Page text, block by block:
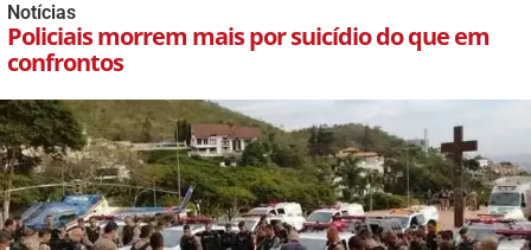
Notícias
Policiais morrem mais por suicídio do que em
confrontos